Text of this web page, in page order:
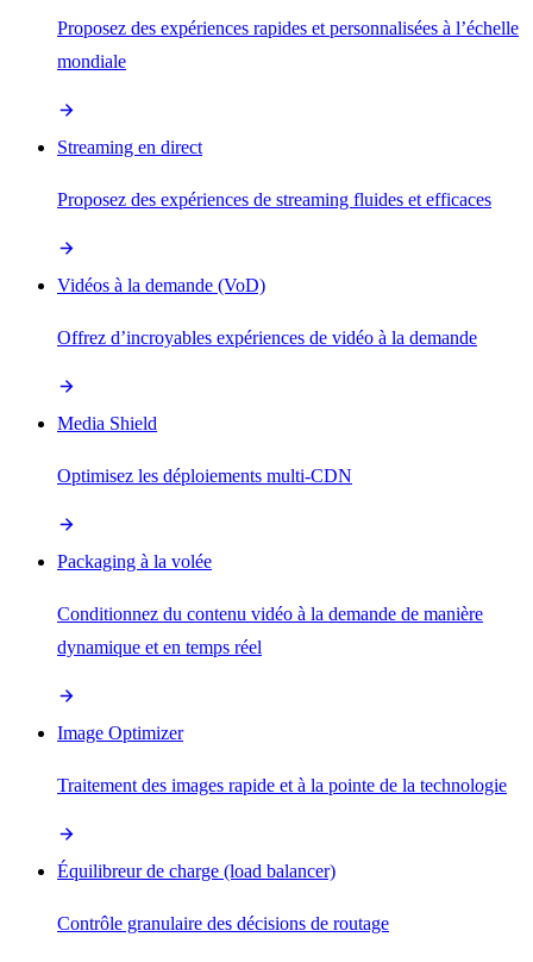
Proposez des expériences rapides et personnalisées à l’échelle
mondiale
Streaming en direct
Proposez des expériences de streaming fluides et efficaces
Vidéos à la demande (VoD)
Offrez d’incroyables expériences de vidéo à la demande
Media Shield
Optimisez les déploiements multi-CDN
Packaging à la volée
Conditionnez du contenu vidéo à la demande de manière
dynamique et en temps réel
Image Optimizer
Traitement des images rapide et à la pointe de la technologie
Équilibreur de charge (load balancer)
Contrôle granulaire des décisions de routage